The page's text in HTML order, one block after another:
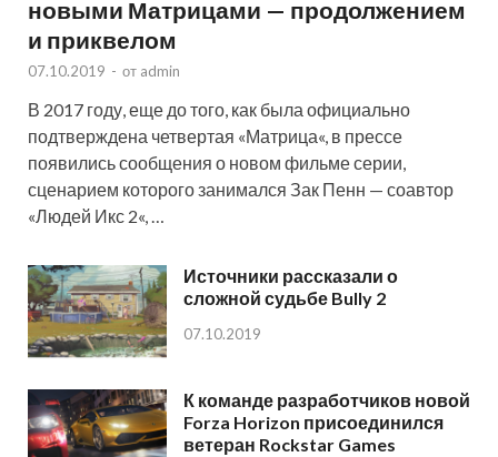
новыми Матрицами — продолжением
и приквелом
07.10.2019 - от admin
В 2017 году, еще до того, как была официально
подтверждена четвертая «Матрица«, в прессе
появились сообщения о новом фильме серии,
сценарием которого занимался Зак Пенн — соавтор
«Людей Икс 2«, …
Источники рассказали о
сложной судьбе Bully 2
07.10.2019
К команде разработчиков новой
Forza Horizon присоединился
ветеран Rockstar Games